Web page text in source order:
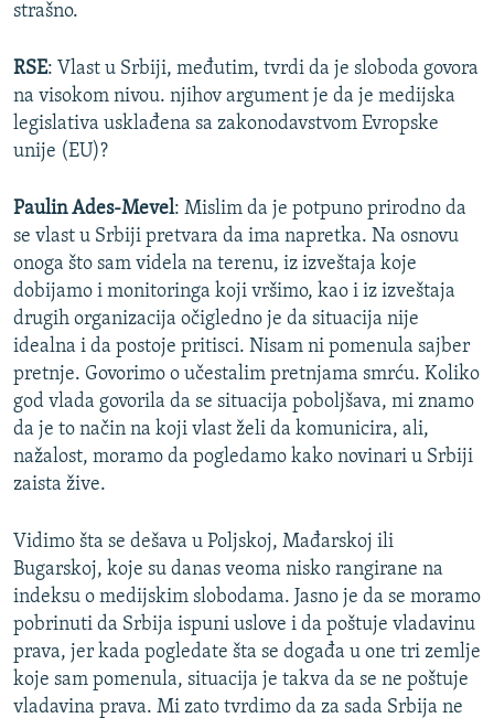
strašno.
RSE: Vlast u Srbiji, međutim, tvrdi da je sloboda govora
na visokom nivou. njihov argument je da je medijska
legislativa usklađena sa zakonodavstvom Evropske
unije (EU)?
Paulin Ades-Mevel: Mislim da je potpuno prirodno da
se vlast u Srbiji pretvara da ima napretka. Na osnovu
onoga što sam videla na terenu, iz izveštaja koje
dobijamo i monitoringa koji vršimo, kao i iz izveštaja
drugih organizacija očigledno je da situacija nije
idealna i da postoje pritisci. Nisam ni pomenula sajber
pretnje. Govorimo o učestalim pretnjama smrću. Koliko
god vlada govorila da se situacija poboljšava, mi znamo
da je to način na koji vlast želi da komunicira, ali,
nažalost, moramo da pogledamo kako novinari u Srbiji
zaista žive.
Vidimo šta se dešava u Poljskoj, Mađarskoj ili
Bugarskoj, koje su danas veoma nisko rangirane na
indeksu o medijskim slobodama. Jasno je da se moramo
pobrinuti da Srbija ispuni uslove i da poštuje vladavinu
prava, jer kada pogledate šta se događa u one tri zemlje
koje sam pomenula, situacija je takva da se ne poštuje
vladavina prava. Mi zato tvrdimo da za sada Srbija ne